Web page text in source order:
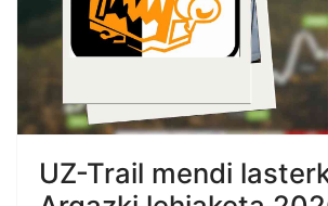
UZ-Trail mendi